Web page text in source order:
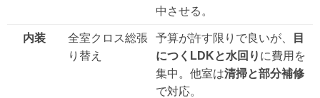
中させる。
内装
全室クロス総張
り替え
予算が許す限りで良いが、
目
につくLDKと水回り に費用を
集中。他室は清掃と部分補修
で対応。